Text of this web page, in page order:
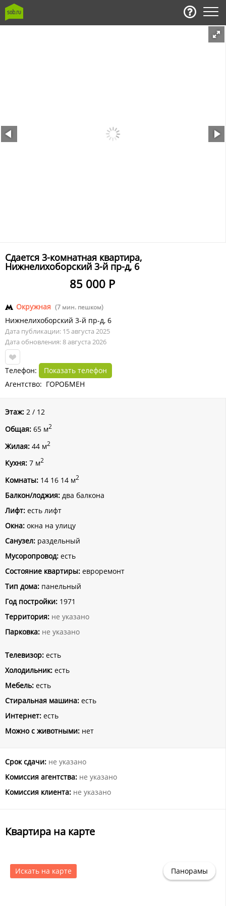
Сдается 3-комнатная квартира,
Нижнелихоборский 3-й пр-д, 6
85 000 Р
Окружная (7 мин. пешком)
Нижнелихоборский 3-й пр-д, 6
Дата публикации: 15 августа 2025
Дата обновления: 8 августа 2026
Телефон:
Показать телефон
Агентство: ГОРОБМЕН
Этаж: 2 / 12
Общая: 65 м2
Жилая: 44 м2
Кухня: 7 м2
Комнаты: 14 16 14 м2
Балкон/лоджия: два балкона
Лифт: есть лифт
Окна: окна на улицу
Санузел: раздельный
Мусоропровод: есть
Состояние квартиры: евроремонт
Тип дома: панельный
Год постройки: 1971
Территория: не указано
Парковка: не указано
Телевизор: есть
Холодильник: есть
Мебель: есть
Стиральная машина: есть
Интернет: есть
Можно с животными: нет
Срок сдачи: не указано
Комиссия агентства: не указано
Комиссия клиента: не указано
Квартира на карте
Искать на карте Панорамы